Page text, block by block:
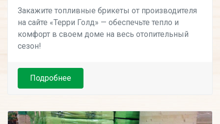
Закажите топливные брикеты от производителя
на сайте «Терри Голд» — обеспечьте тепло и
комфорт в своем доме на весь отопительный
сезон!
Подробнее